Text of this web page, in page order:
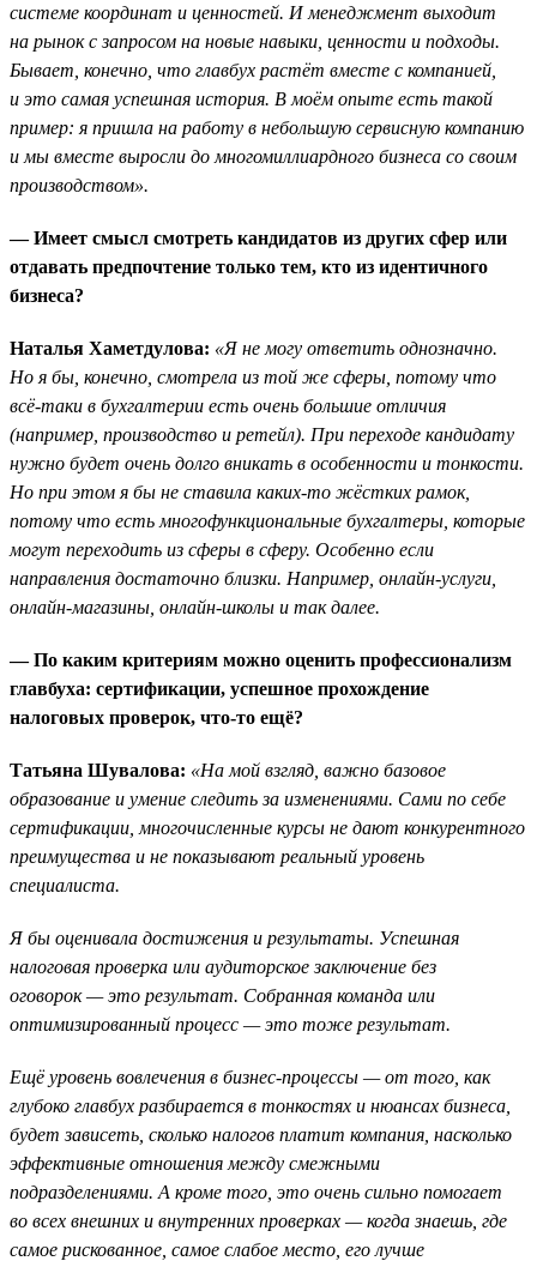
системе координат и ценностей. И менеджмент выходит
на рынок с запросом на новые навыки, ценности и подходы.
Бывает, конечно, что главбух растёт вместе с компанией,
и это самая успешная история. В моём опыте есть такой
пример: я пришла на работу в небольшую сервисную компанию
и мы вместе выросли до многомиллиардного бизнеса со своим
производством».
— Имеет смысл смотреть кандидатов из других сфер или
отдавать предпочтение только тем, кто из идентичного
бизнеса?
Наталья Хаметдулова: «Я не могу ответить однозначно.
Но я бы, конечно, смотрела из той же сферы, потому что
всё-таки в бухгалтерии есть очень большие отличия
(например, производство и ретейл). При переходе кандидату
нужно будет очень долго вникать в особенности и тонкости.
Но при этом я бы не ставила каких-то жёстких рамок,
потому что есть многофункциональные бухгалтеры, которые
могут переходить из сферы в сферу. Особенно если
направления достаточно близки. Например, онлайн-услуги,
онлайн-магазины, онлайн-школы и так далее.
— По каким критериям можно оценить профессионализм
главбуха: сертификации, успешное прохождение
налоговых проверок, что-то ещё?
Татьяна Шувалова: «На мой взгляд, важно базовое
образование и умение следить за изменениями. Сами по себе
сертификации, многочисленные курсы не дают конкурентного
преимущества и не показывают реальный уровень
специалиста.
Я бы оценивала достижения и результаты. Успешная
налоговая проверка или аудиторское заключение без
оговорок — это результат. Собранная команда или
оптимизированный процесс — это тоже результат.
Ещё уровень вовлечения в бизнес-процессы — от того, как
глубоко главбух разбирается в тонкостях и нюансах бизнеса,
будет зависеть, сколько налогов платит компания, насколько
эффективные отношения между смежными
подразделениями. А кроме того, это очень сильно помогает
во всех внешних и внутренних проверках — когда знаешь, где
самое рискованное, самое слабое место, его лучше